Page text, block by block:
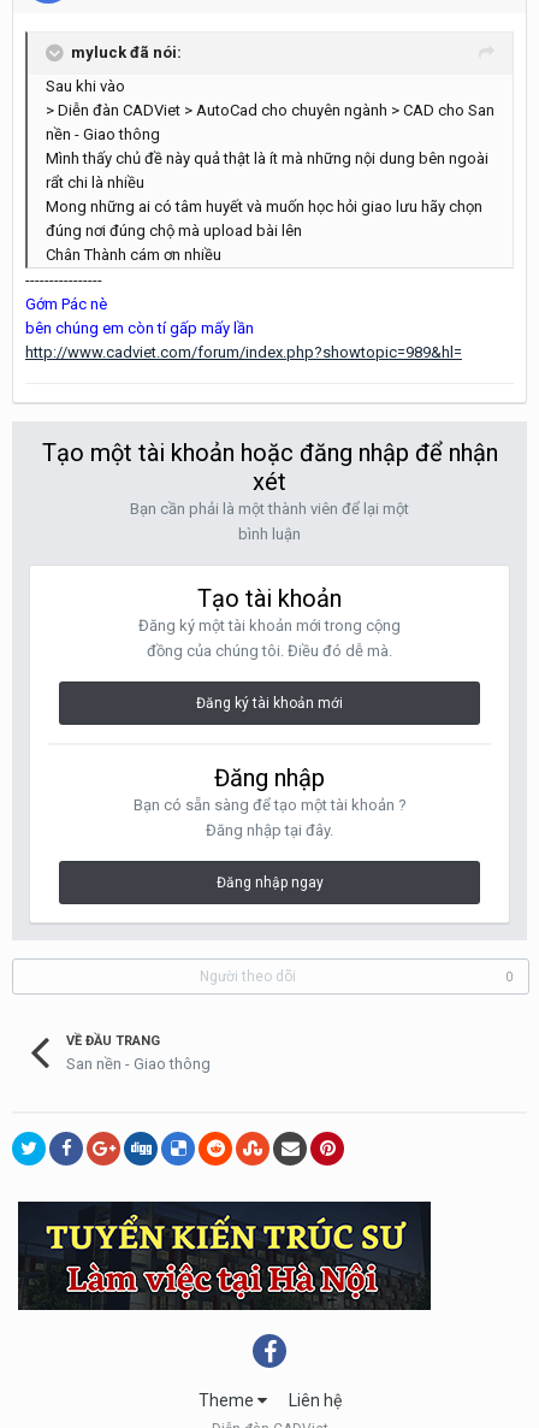
myluck đã nói:
Sau khi vào
> Diễn đàn CADViet > AutoCad cho chuyên ngành > CAD cho San
nền - Giao thông
Mình thấy chủ đề này quả thật là ít mà những nội dung bên ngoài
rẩt chi là nhiều
Mong những ai có tâm huyết và muốn học hỏi giao lưu hãy chọn
đúng nơi đúng chộ mà upload bài lên
Chân Thành cám ơn nhiều
----------------
Gớm Pác nè
bên chúng em còn tí gấp mấy lần
http://www.cadviet.com/forum/index.php?showtopic=989&hl=
Tạo một tài khoản hoặc đăng nhập để nhận
xét
Bạn cần phải là một thành viên để lại một
bình luận
Tạo tài khoản
Đăng ký một tài khoản mới trong cộng
đồng của chúng tôi. Điều đó dễ mà.
Đăng ký tài khoản mới
Đăng nhập
Bạn có sẵn sàng để tạo một tài khoản ?
Đăng nhập tại đây.
Đăng nhập ngay
Người theo dõi 0
VỀ ĐẦU TRANG
San nền - Giao thông
Theme Liên hệ